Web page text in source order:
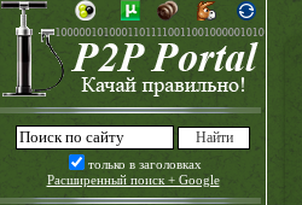
только в заголовках
Расширенный поиск + Google